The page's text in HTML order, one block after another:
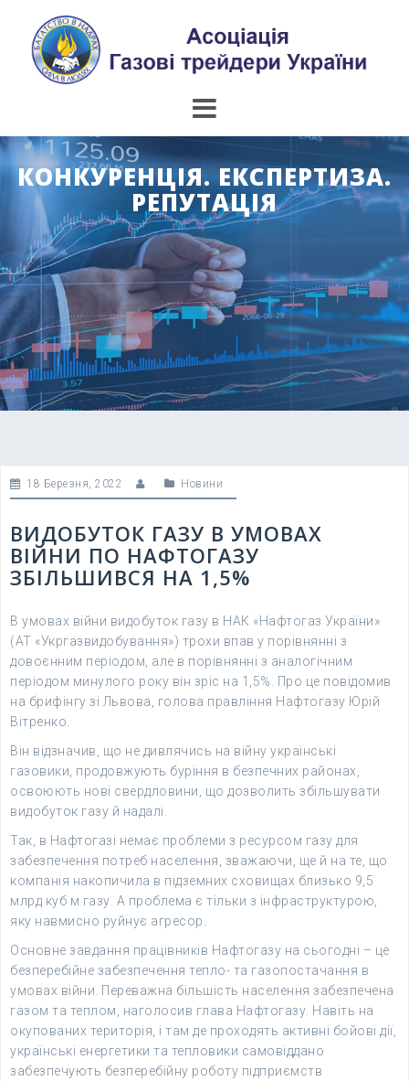
content
КОНКУРЕНЦІЯ. ЕКСПЕРТИЗА.
РЕПУТАЦІЯ
18 Березня, 2022 Новини
ВИДОБУТОК ГАЗУ В УМОВАХ
ВІЙНИ ПО НАФТОГАЗУ
ЗБІЛЬШИВСЯ НА 1,5%
В умовах війни видобуток газу в НАК «Нафтогаз України»
(АТ «Укргазвидобування») трохи впав у порівнянні з
довоєнним періодом, але в порівнянні з аналогічним
періодом минулого року він зріс на 1,5%. Про це повідомив
на брифінгу зі Львова, голова правління Нафтогазу Юрій
Вітренко.
Він відзначив, що не дивлячись на війну українські
газовики, продовжують буріння в безпечних районах,
освоюють нові свердловини, що дозволить збільшувати
видобуток газу й надалі.
Так, в Нафтогазі немає проблеми з ресурсом газу для
забезпечення потреб населення, зважаючи, ще й на те, що
компанія накопичила в підземних сховищах близько 9,5
млрд куб м газу. А проблема є тільки з інфраструктурою,
яку навмисно руйнує агресор.
Основне завдання працівників Нафтогазу на сьогодні – це
безперебійне забезпечення тепло- та газопостачання в
умовах війни. Переважна більшість населення забезпечена
газом та теплом, наголосив глава Нафтогазу. Навіть на
окупованих територія, і там де проходять активні бойові дії,
українські енергетики та тепловики самовіддано
забезпечують безперебійну роботу підприємств